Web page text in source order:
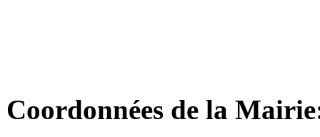
Coordonnées de la